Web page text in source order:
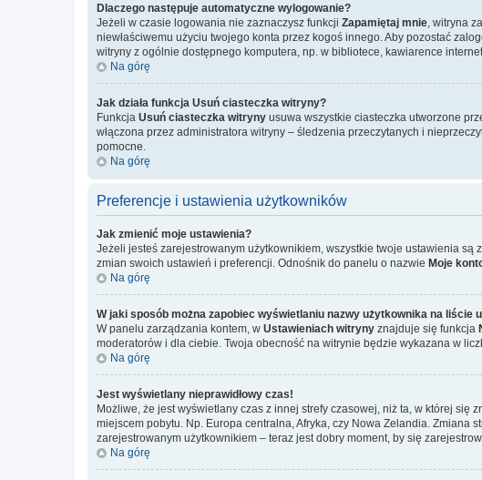
Dlaczego następuje automatyczne wylogowanie?
Jeżeli w czasie logowania nie zaznaczysz funkcji Zapamiętaj mnie , witryna
niewłaściwemu użyciu twojego konta przez kogoś innego. Aby pozostać
witryny z ogólnie dostępnego komputera, np. w bibliotece, kawiarence
Na górę
Jak działa funkcja Usuń ciasteczka witryny?
Funkcja Usuń ciasteczka witryny usuwa wszystkie ciasteczka utworzone
włączona przez administratora witryny – śledzenia przeczytanych i
pomocne.
Na górę
Preferencje i ustawienia użytkowników
Jak zmienić moje ustawienia?
Jeżeli jesteś zarejestrowanym użytkownikiem, wszystkie twoje ustawienia
zmian swoich ustawień i preferencji. Odnośnik do panelu o nazwie Moje
Na górę
W jaki sposób można zapobiec wyświetlaniu nazwy użytkownika na liście
W panelu zarządzania kontem, w Ustawieniach witryny znajduje się funkcja
moderatorów i dla ciebie. Twoja obecność na witrynie będzie wykazana w
Na górę
Jest wyświetlany nieprawidłowy czas!
Możliwe, że jest wyświetlany czas z innej strefy czasowej, niż ta, w której się
miejscem pobytu. Np. Europa centralna, Afryka, czy Nowa Zelandia. Zmiana
zarejestrowanym użytkownikiem – teraz jest dobry moment, by się
Na górę